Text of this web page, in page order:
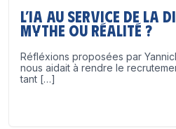
L’IA au service de la
mythe ou réalité ?
Réfléxions proposées par
nous aidait à rendre le
tant […]